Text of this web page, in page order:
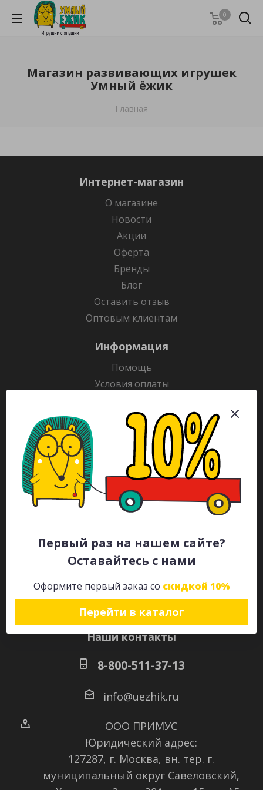
Первый раз на нашем сайте?
Оставайтесь с нами
Оформите первый заказ со скидкой 10%
Перейти в каталог
0
Магазин развивающих игрушек
Умный ёжик
Главная
Интернет-магазин
О магазине
Новости
Акции
Оферта
Бренды
Блог
Оставить отзыв
Оптовым клиентам
Информация
Помощь
Условия оплаты
Гарантия на товар
Раскраски
Рекламодателям
Каталог
Будьте всегда в курсе!
Наши контакты
8-800-511-37-13
info@uezhik.ru
ООО ПРИМУС
Юридический адрес:
127287, г. Москва, вн. тер. г.
муниципальный округ Савеловский,